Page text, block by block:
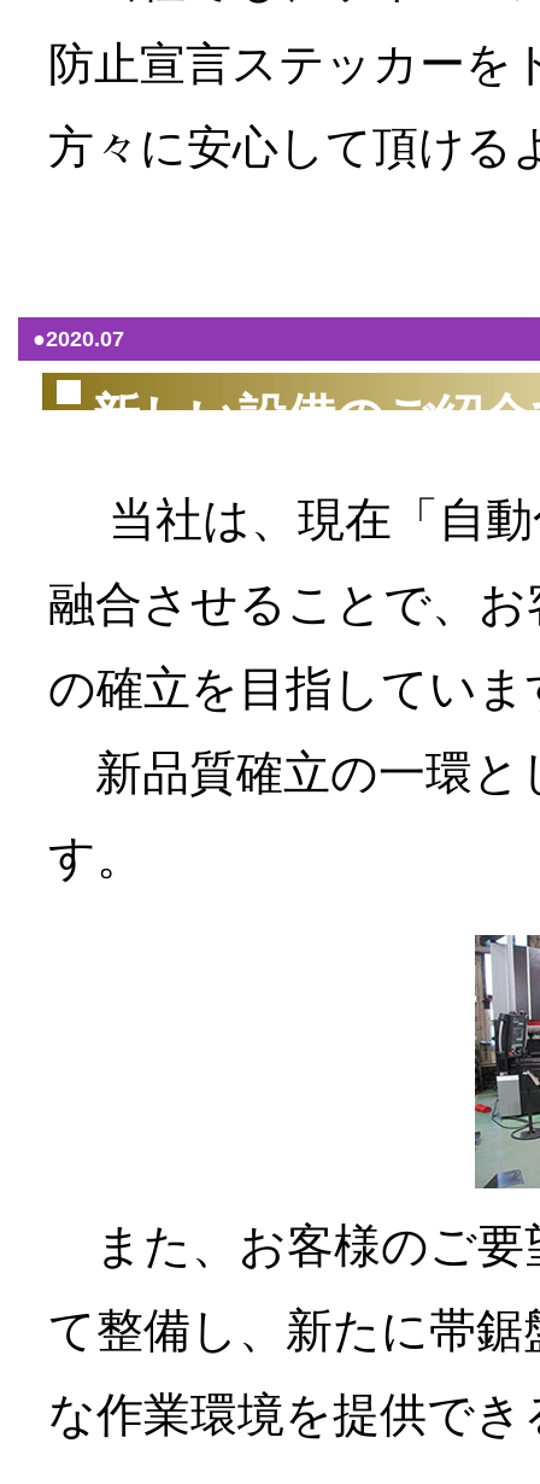
防止宣言ステッカーを
方々に安心して頂ける
●2020.07
新しい設備のご紹
当社は、現在「自動
融合させることで、
の確立を目指していま
新品質確立の一環と
す。
また、お客様のご要
て整備し、新たに帯
な作業環境を提供で